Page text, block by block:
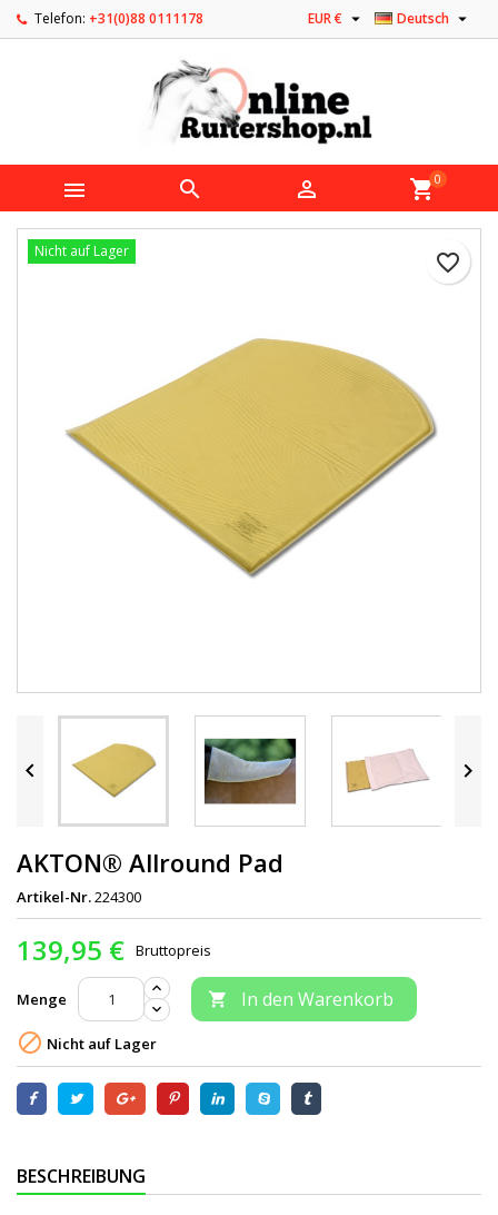
Telefon: +31(0)88 0111178 Deutsch 
EUR € 
   shopping_cart0
favorite_border
Nicht auf Lager
 
AKTON® Allround Pad
Artikel-Nr.224300
139,95 € Bruttopreis
Menge  In den Warenkorb
 Nicht auf Lager
BESCHREIBUNG